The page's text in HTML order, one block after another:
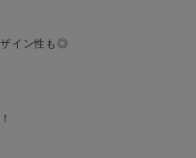
ザイン性も◎